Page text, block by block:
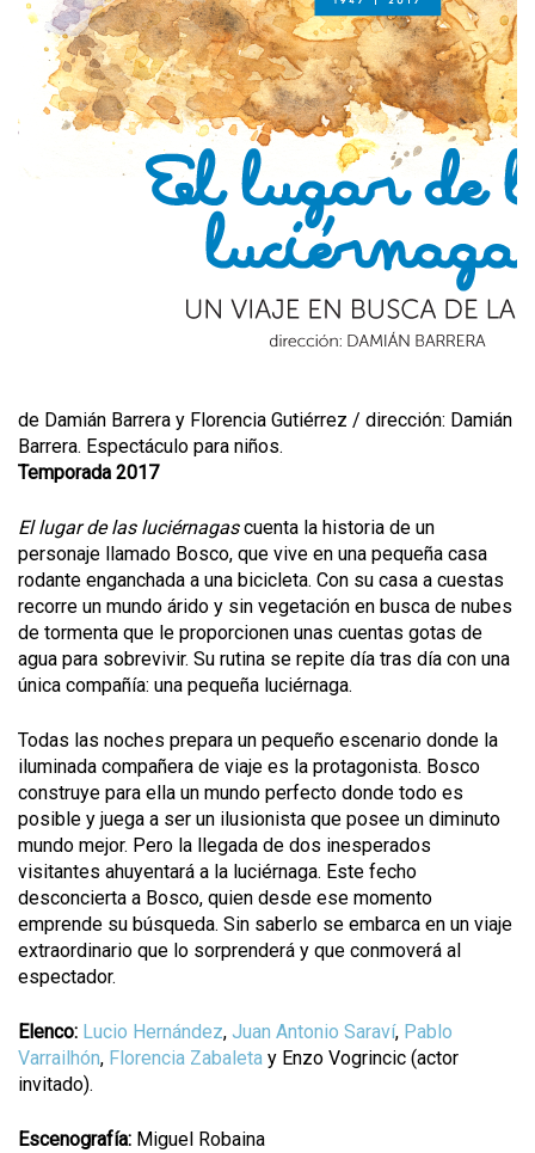
de Damián Barrera y Florencia Gutiérrez / dirección: Damián
Barrera. Espectáculo para niños.
Temporada 2017
El lugar de las luciérnagascuenta la historia de un
personaje llamado Bosco, que vive en una pequeña casa
rodante enganchada a una bicicleta. Con su casa a cuestas
recorre un mundo árido y sin vegetación en busca de nubes
de tormenta que le proporcionen unas cuentas gotas de
agua para sobrevivir. Su rutina se repite día tras día con una
única compañía: una pequeña luciérnaga.
Todas las noches prepara un pequeño escenario donde la
iluminada compañera de viaje es la protagonista. Bosco
construye para ella un mundo perfecto donde todo es
posible y juega a ser un ilusionista que posee un diminuto
mundo mejor. Pero la llegada de dos inesperados
visitantes ahuyentará a la luciérnaga. Este fecho
desconcierta a Bosco, quien desde ese momento
emprende su búsqueda. Sin saberlo se embarca en un viaje
extraordinario que lo sorprenderá y que conmoverá al
espectador.
Elenco: Lucio Hernández, Juan Antonio Saraví, Pablo
Varrailhón, Florencia Zabaleta y Enzo Vogrincic (actor
invitado).
Escenografía: Miguel Robaina